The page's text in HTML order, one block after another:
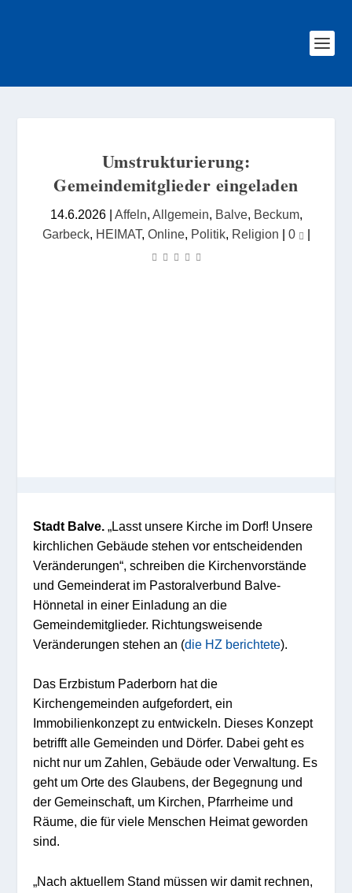
Umstrukturierung:
Gemeindemitglieder eingeladen
14.6.2026| Affeln, Allgemein, Balve, Beckum,
Garbeck, HEIMAT, Online, Politik, Religion | 0 |
Stadt Balve. „Lasst unsere Kirche im Dorf! Unsere
kirchlichen Gebäude stehen vor entscheidenden
Veränderungen“, schreiben die Kirchenvorstände
und Gemeinderat im Pastoralverbund Balve-
Hönnetal in einer Einladung an die
Gemeindemitglieder. Richtungsweisende
Veränderungen stehen an (die HZ berichtete).
Das Erzbistum Paderborn hatdie
Kirchengemeinden aufgefordert, ein
Immobilienkonzeptzu entwickeln. Dieses Konzept
betrifft alle Gemeinden und Dörfer. Dabei geht es
nicht nur um Zahlen, Gebäude oder Verwaltung. Es
geht um Orte des Glaubens, der Begegnung und
der Gemeinschaft, um Kirchen, Pfarrheime und
Räume, die für viele Menschen Heimat geworden
sind.
„Nach aktuellem Stand müssen wir damit rechnen,